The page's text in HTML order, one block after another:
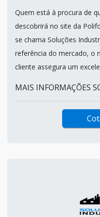
Quem está à procura de
descobrirá no site da
se chama Soluções
referência do mercado, o
cliente assegura um
MAIS INFORMAÇÕES